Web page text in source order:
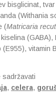
bisglicinat,
(Withania
(Matricaria
(GABA),
(E955), vitamin
sadržavati
, celera,